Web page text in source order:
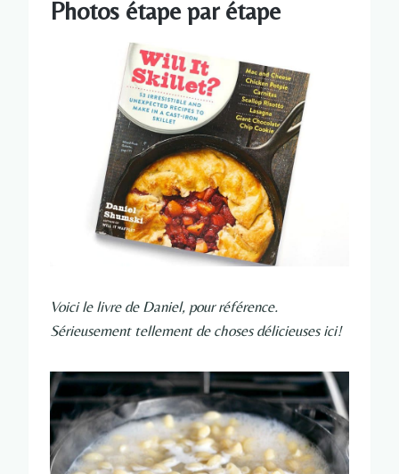
Photos étape par étape
Voici le livre de Daniel, pour référence.
Sérieusement tellement de choses délicieuses ici!